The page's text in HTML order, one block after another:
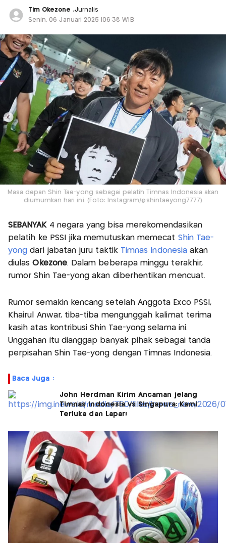
Tim Okezone ,Jurnalis
Senin, 06 Januari 2025 |06:38 WIB
Masa depan Shin Tae-yong sebagai pelatih Timnas Indonesia akan
diumumkan hari ini. (Foto: Instagram/@shintaeyong7777)
SEBANYAK 4 negara yang bisa merekomendasikan
pelatih ke PSSI jika memutuskan memecat Shin Tae-
yongdari jabatan juru taktikTimnas Indonesiaakan
diulasOkezone. Dalam beberapa minggu terakhir,
rumor Shin Tae-yong akan diberhentikan mencuat.
Rumor semakin kencang setelah Anggota Exco PSSI,
Khairul Anwar, tiba-tiba mengunggah kalimat terima
kasih atas kontribusi Shin Tae-yong selama ini.
Unggahan itu dianggap banyak pihak sebagai tanda
perpisahan Shin Tae-yong dengan Timnas Indonesia.
Baca Juga :
John Herdman Kirim Ancaman jelang
Timnas Indonesia vs Singapura: Kami
Terluka dan Lapar!